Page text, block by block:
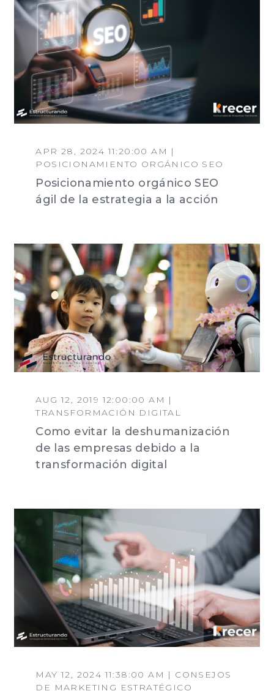
APR 28, 2024 11:20:00 AM |
POSICIONAMIENTO ORGÁNICO SEO
Posicionamiento orgánico SEO
ágil de la estrategia a la acción
AUG 12, 2019 12:00:00 AM |
TRANSFORMACIÓN DIGITAL
Como evitar la deshumanización
de las empresas debido a la
transformación digital
MAY 12, 2024 11:38:00 AM | CONSEJOS
DE MARKETING ESTRATÉGICO